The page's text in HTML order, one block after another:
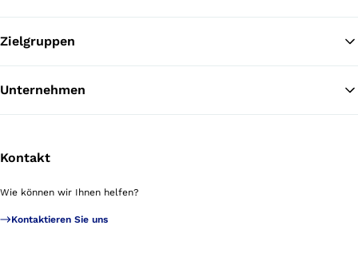
Zielgruppen
Unternehmen
Kontakt
Wie können wir Ihnen helfen?
Kontaktieren Sie uns